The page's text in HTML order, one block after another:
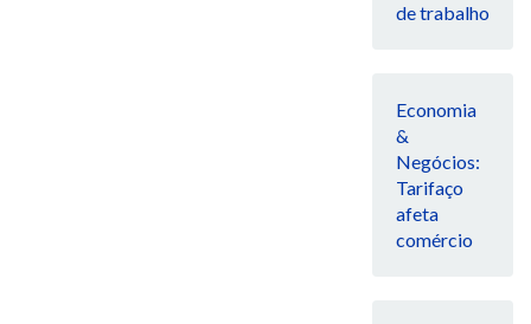
de trabalho
Economia
&
Negócios:
Tarifaço
afeta
comércio